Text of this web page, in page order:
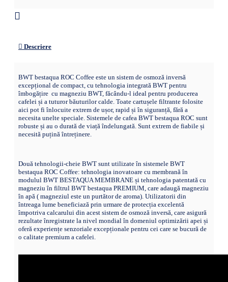
Descriere
BWT bestaqua ROC Coffee este un sistem de osmoză inversă
excepțional de compact, cu tehnologia integrată BWT pentru
îmbogățire cu magneziu BWT, făcându-l ideal pentru producerea
cafelei și a tuturor băuturilor calde. Toate cartușele filtrante folosite
aici pot fi înlocuite extrem de ușor, rapid și în siguranță, fără a
necesita unelte speciale. Sistemele de cafea BWT bestaqua ROC sunt
robuste și au o durată de viață îndelungată. Sunt extrem de fiabile și
necesită puțină întreținere.
Două tehnologii-cheie BWT sunt utilizate în sistemele BWT
bestaqua ROC Coffee: tehnologia inovatoare cu membrană în
modulul BWT BESTAQUA MEMBRANE și tehnologia patentată cu
magneziu în filtrul BWT bestaqua PREMIUM, care adaugă magneziu
în apă ( magneziul este un purtător de aroma). Utilizatorii din
întreaga lume beneficiază prin urmare de protecția excelentă
împotriva calcarului din acest sistem de osmoză inversă, care asigură
rezultate înregistrate la nivel mondial în domeniul optimizării apei și
oferă experiențe senzoriale excepționale pentru cei care se bucură de
o calitate premium a cafelei.